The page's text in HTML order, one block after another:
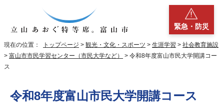
緊急・防災
現在の位置： トップページ > 観光・文化・スポーツ > 生涯学習 > 社会教育施設
> 富山市市民学習センター（市民大学など）
> 令和8年度富山市民大学開講コー
ス
令和8年度富山市民大学開講コース